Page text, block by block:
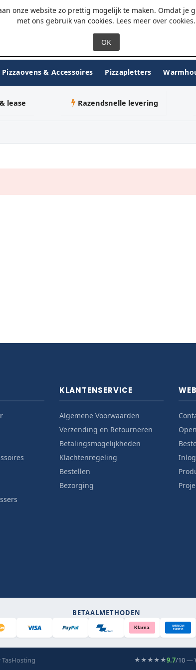
onze website zo prettig mogelijk te maken. Omdat
met ons gebruik van cookies. Lees meer over cookies.
Pizzaovens & Accessoires Pizzapletters
lease Razendsnelle levering
KLANTENSERVICE
Algemene Voorwaarden
Verzending en Retourneren
Betalingsmogelijkheden
Klachtenregeling
Bestellen
Bezorging
BETAALMETHODEN
Bancontact
Klarna.
AMERICAN
EXPRESS
TasHosting ★★★★★9.7/10 —